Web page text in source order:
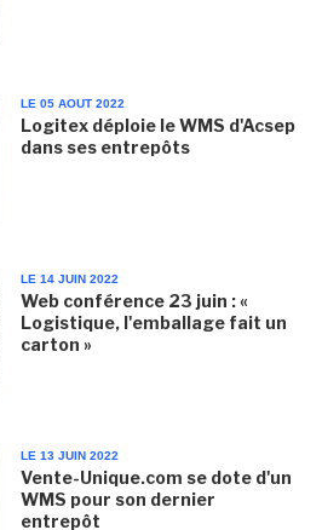
LE 05 AOUT 2022
Logitex déploie le WMS d'Acsep
dans ses entrepôts
LE 14 JUIN 2022
Web conférence 23 juin : «
Logistique, l'emballage fait un
carton »
LE 13 JUIN 2022
Vente-Unique.com se dote d'un
WMS pour son dernier
entrepôt